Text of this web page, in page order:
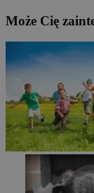
Może Cię